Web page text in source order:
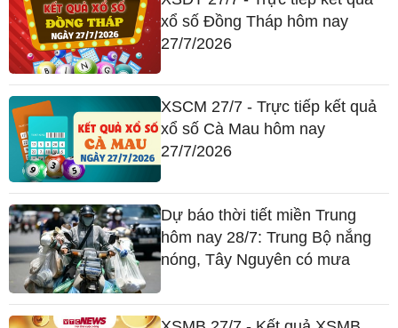
xổ số Đồng Tháp hôm nay
27/7/2026
XSCM 27/7 - Trực tiếp kết quả
xổ số Cà Mau hôm nay
27/7/2026
Dự báo thời tiết miền Trung
hôm nay 28/7: Trung Bộ nắng
nóng, Tây Nguyên có mưa